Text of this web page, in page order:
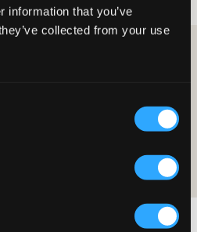
information that you’ve
collected from your use
KORTING OP JE AANKOOP!
eerste aankoop als lid en geldt op
informatie over het lidmaatschap onze
privacy-en-cookieverklaring